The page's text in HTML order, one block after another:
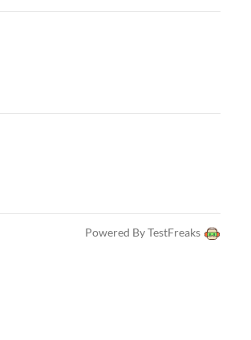
Powered By TestFreaks